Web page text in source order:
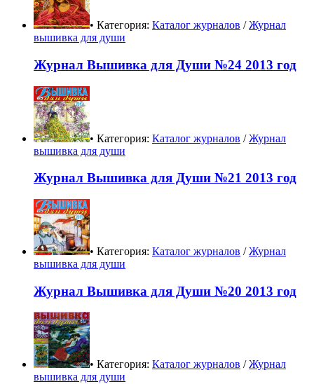
• Категория: Каталог журналов /Журнал
вышивка для души
Журнал Вышивка для Души №24 2013 год
• Категория: Каталог журналов /Журнал
вышивка для души
Журнал Вышивка для Души №21 2013 год
• Категория: Каталог журналов /Журнал
вышивка для души
Журнал Вышивка для Души №20 2013 год
• Категория: Каталог журналов /Журнал
вышивка для души